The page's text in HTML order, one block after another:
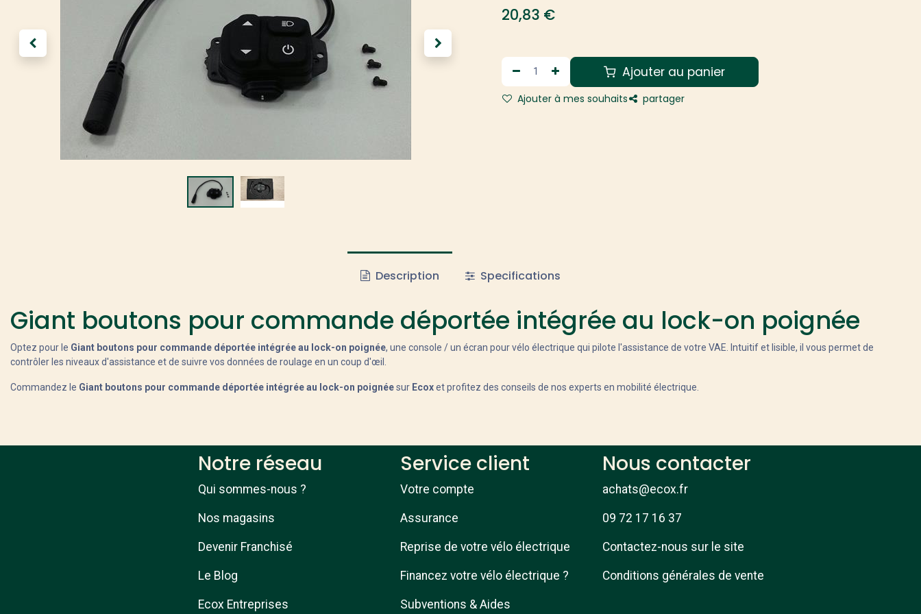
20,83 €
Ajouter au panier
Ajouter à mes souhaits partager
Description Specifications
Giant boutons pour commande déportée intégrée au lock-on poignée
Optez pour le Giant boutons pour commande déportée intégrée au lock-on poignée, une console / un écran pour vélo électrique qui pilote l'assistance de votre VAE. Intuitif et lisible, il vous permet de
contrôler les niveaux d'assistance et de suivre vos données de roulage en un coup d'œil.
Commandez le Giant boutons pour commande déportée intégrée au lock-on poignéesur Ecoxet profitez des conseils de nos experts en mobilité électrique.
Nous contacter
achats@ecox.fr
09 72 17 16 37
Contactez-nous sur le site
Conditions générales de vente
Service client
Votre compte
Assurance
Reprise de votre vélo électrique
Financez votre vélo électrique ?
Subventions & Aides
Notre réseau
Qui sommes-nous ?
Nos magasins
Devenir Franchisé
Le Blog
Ecox Entreprises